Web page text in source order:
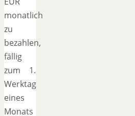
monatlich
zu
bezahlen,
fällig
zum 1.
Werktag
eines
Monats